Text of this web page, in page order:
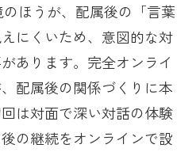
ほうが、配属後の「言葉
にくいため、意図的な対
あります。完全オンライ
配属後の関係づくりに本
は対面で深い対話の体験
の継続をオンラインで設